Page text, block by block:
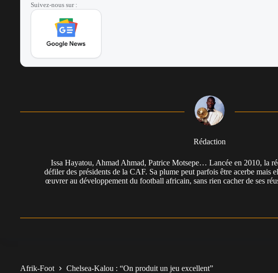
Suivez-nous sur :
Rédaction
Issa Hayatou, Ahmad Ahmad, Patrice Motsepe… Lancée en 2010, la
défiler des présidents de la CAF. Sa plume peut parfois être acerbe mais
œuvrer au développement du football africain, sans rien cacher de ses
Afrik-Foot Chelsea-Kalou : “On produit un jeu excellent”